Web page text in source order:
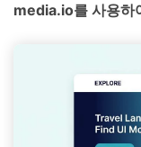
media.io를 사용하